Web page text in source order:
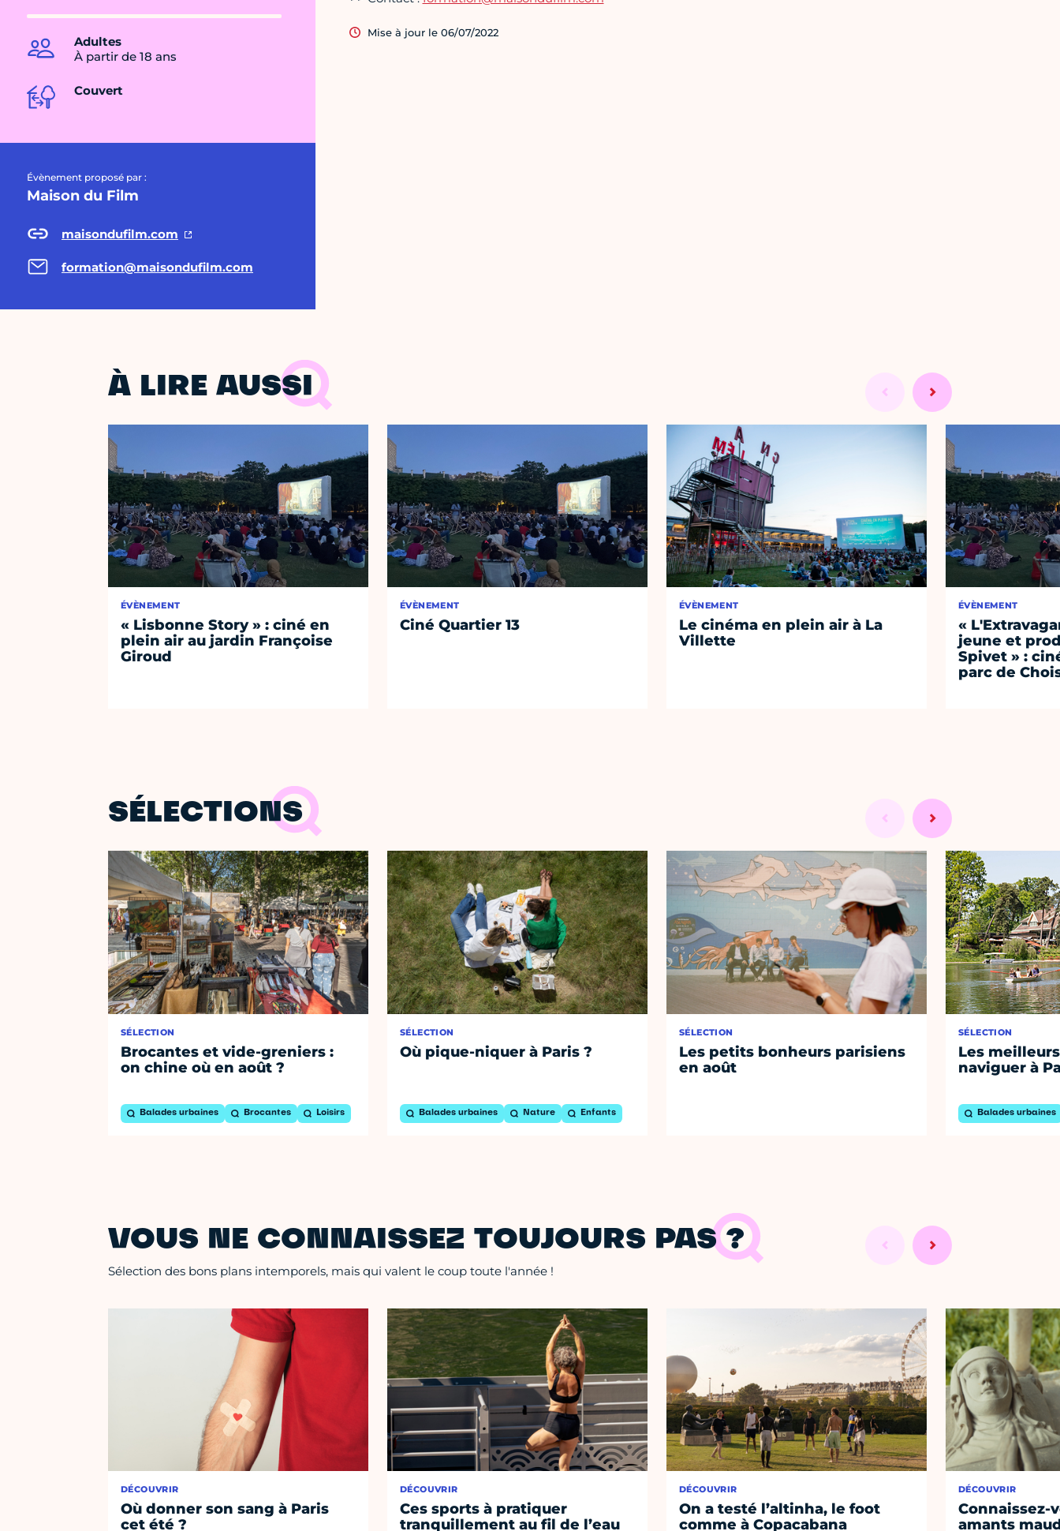
Adultes
À partir de 18 ans
Couvert
Évènement proposé par :
Maison du Film
maisondufilm.com
formation@maisondufilm.com
Mise à jour le 06/07/2022
À LIRE AUSSI
ÉVÈNEMENT
« Lisbonne Story » : ciné en
plein air au jardin Françoise
Giroud
ÉVÈNEMENT
Ciné Quartier 13
ÉVÈNEMENT
Le cinéma en plein air à La
Villette
ÉVÈNEMENT
«
jeune et
Spivet » :
parc de
SÉLECTIONS
SÉLECTION
Brocantes et vide-greniers :
on chine où en août ?
Balades urbaines Brocantes Loisirs
SÉLECTION
Où pique-niquer à Paris ?
Balades urbaines Nature Enfants
SÉLECTION
Les petits bonheurs parisiens
en août
SÉLECTION
Les
naviguer à
Balades urbaines
VOUS NE CONNAISSEZ TOUJOURS PAS ?
Sélection des bons plans intemporels, mais qui valent le coup toute l'année !
DÉCOUVRIR
Où donner son sang à Paris
cet été ?
DÉCOUVRIR
Ces sports à pratiquer
tranquillement au fil de l’eau
DÉCOUVRIR
On a testé l’altinha, le foot
comme à Copacabana
DÉCOUVRIR
Connaissez-
amants